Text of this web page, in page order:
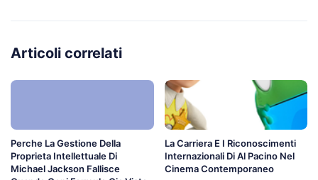
Articoli correlati
Perche La Gestione Della
Proprieta Intellettuale Di
Michael Jackson Fallisce
La Carriera E I Riconoscimenti
Internazionali Di Al Pacino Nel
Cinema Contemporaneo